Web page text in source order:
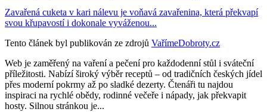
Zavařená cuketa v kari nálevu je voňavá zavařenina, která překvapí
svou křupavostí i dokonale vyváženou...
Tento článek byl publikován ze zdrojů VařímeDobroty.cz
Web je zaměřený na vaření a pečení pro každodenní stůl i sváteční
příležitosti. Nabízí široký výběr receptů – od tradičních českých jídel
přes moderní pokrmy až po sladké dezerty. Čtenáři tu najdou
inspiraci na rychlé obědy, rodinné večeře i nápady, jak překvapit
hosty. Silnou stránkou je...